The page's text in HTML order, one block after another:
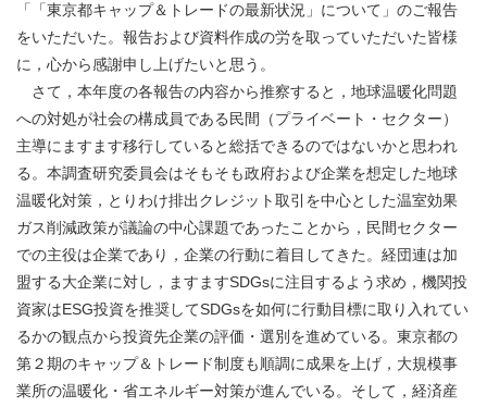
「「東京都キャップ＆トレードの最新状況」について」のご報告
をいただいた。報告および資料作成の労を取っていただいた皆様
に，心から感謝申し上げたいと思う。
さて，本年度の各報告の内容から推察すると，地球温暖化問題
への対処が社会の構成員である民間（プライベート・セクター）
主導にますます移行していると総括できるのではないかと思われ
る。本調査研究委員会はそもそも政府および企業を想定した地球
温暖化対策，とりわけ排出クレジット取引を中心とした温室効果
ガス削減政策が議論の中心課題であったことから，民間セクター
での主役は企業であり，企業の行動に着目してきた。経団連は加
盟する大企業に対し，ますますSDGsに注目するよう求め，機関投
資家はESG投資を推奨してSDGsを如何に行動目標に取り入れてい
るかの観点から投資先企業の評価・選別を進めている。東京都の
第２期のキャップ＆トレード制度も順調に成果を上げ，大規模事
業所の温暖化・省エネルギー対策が進んでいる。そして，経済産